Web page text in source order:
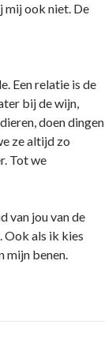
mij ook niet. De
Een relatie is de
bij de wijn,
doen dingen
ze altijd zo
Tot we
van jou van de
Ook als ik kies
mijn benen.